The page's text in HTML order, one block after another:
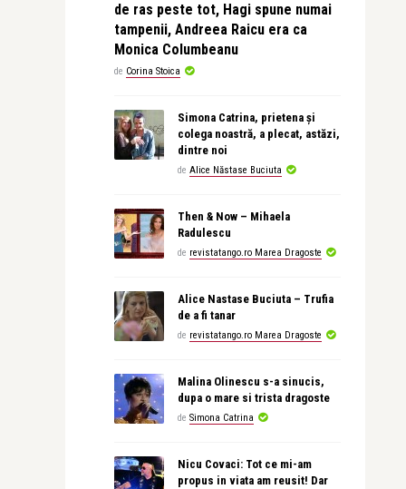
de ras peste tot, Hagi spune numai
tampenii, Andreea Raicu era ca
Monica Columbeanu
de Corina Stoica
Simona Catrina, prietena și
colega noastră, a plecat, astăzi,
dintre noi
de Alice Năstase Buciuta
Then & Now – Mihaela
Radulescu
de revistatango.ro Marea Dragoste
Alice Nastase Buciuta – Trufia
de a fi tanar
de revistatango.ro Marea Dragoste
Malina Olinescu s-a sinucis,
dupa o mare si trista dragoste
de Simona Catrina
Nicu Covaci: Tot ce mi-am
propus in viata am reusit! Dar